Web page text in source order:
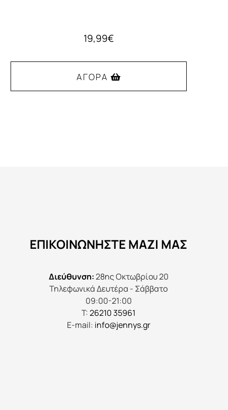
19,99€
ΑΓΟΡΆ
επιλεγούν
ΕΠΙΚΟΙΝΩΝΉΣΤΕ ΜΑΖΊ ΜΑΣ
Διεύθυνση:28ης Οκτωβρίου 20
Τηλεφωνικά Δευτέρα - Σάββατο
09:00-21:00
Τ:26210 35961
E-mail: info@jennys.gr